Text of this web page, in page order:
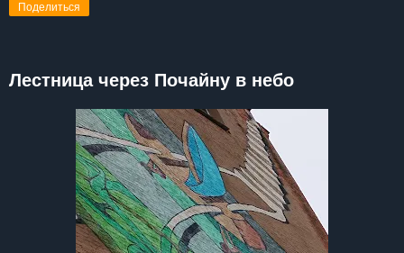
Поделиться
Лестница через Почайну в небо